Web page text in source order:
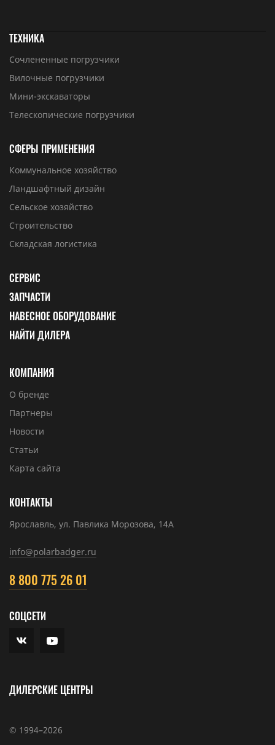
ТЕХНИКА
Сочлененные погрузчики
Вилочные погрузчики
Мини-экскаваторы
Телескопические погрузчики
СФЕРЫ ПРИМЕНЕНИЯ
Коммунальное хозяйство
Ландшафтный дизайн
Сельское хозяйство
Строительство
Складская логистика
СЕРВИС
ЗАПЧАСТИ
НАВЕСНОЕ ОБОРУДОВАНИЕ
НАЙТИ ДИЛЕРА
КОМПАНИЯ
О бренде
Партнеры
Новости
Статьи
Карта сайта
КОНТАКТЫ
Ярославль, ул. Павлика Морозова, 14А
info@polarbadger.ru
8 800 775 26 01
СОЦСЕТИ
ДИЛЕРСКИЕ ЦЕНТРЫ
© 1994–2026